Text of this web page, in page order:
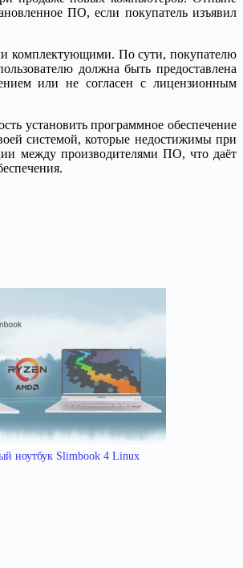
ПО, если покупатель изъявил
комплектующими. По сути, покупателю
должна быть предоставлена
или не согласен с лицензионным
установить программное обеспечение
системой, которые недостижимы при
между производителями ПО, что даёт
ноутбук Slimbook 4 Linux